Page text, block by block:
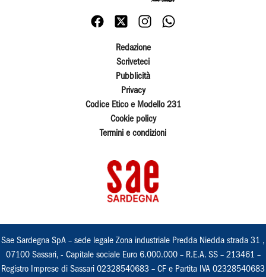
Redazione
Scriveteci
Pubblicità
Privacy
Codice Etico e Modello 231
Cookie policy
Termini e condizioni
Sae Sardegna SpA – sede legale Zona industriale Predda Niedda strada 31 ,
07100 Sassari, - Capitale sociale Euro 6.000.000 – R.E.A. SS – 213461 –
Registro Imprese di Sassari 02328540683 – CF e Partita IVA 02328540683